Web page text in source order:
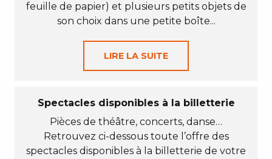
feuille de papier) et plusieurs petits objets de
son choix dans une petite boîte...
LIRE LA SUITE
Spectacles disponibles à la billetterie
Pièces de théâtre, concerts, danse…
Retrouvez ci-dessous toute l’offre des
spectacles disponibles à la billetterie de votre